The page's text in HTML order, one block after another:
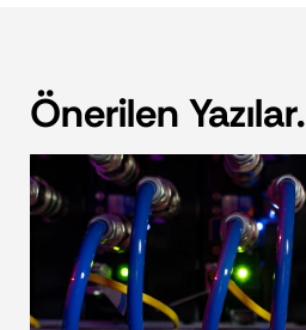
Önerilen Yazılar.